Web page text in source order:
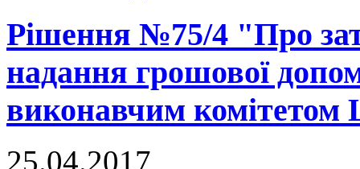
Рішення №75/4 "Про
надання грошової
виконавчим комітетом
25.04.2017